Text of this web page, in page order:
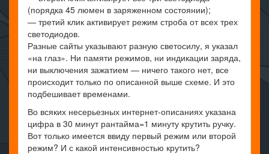
(порядка 45 люмен в заряженном состоянии);
— третий клик активирует режим строба от всех трех
светодиодов.
Разные сайты указывают разную светосилу, я указал
«на глаз». Ни памяти режимов, ни индикации заряда,
ни выключения зажатием — ничего такого нет, все
происходит только по описанной выше схеме. И это
подбешивает временами.
Во всяких несерьезных интернет-описаниях указана
цифра в 30 минут рантайма=1 минуту крутить ручку.
Вот только имеется ввиду первый режим или второй
режим? И с какой интенсивностью крутить?